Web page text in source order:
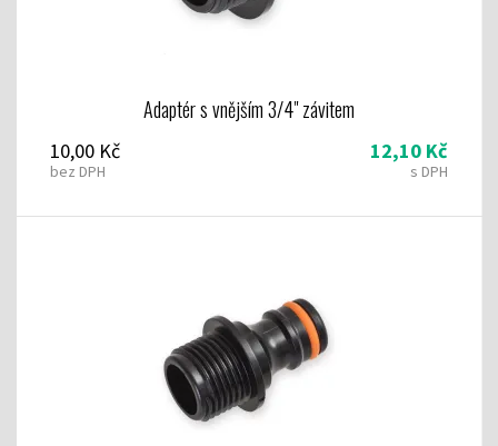
Adaptér s vnějším 3/4" závitem
10,00 Kč
bez DPH
12,10 Kč
s DPH